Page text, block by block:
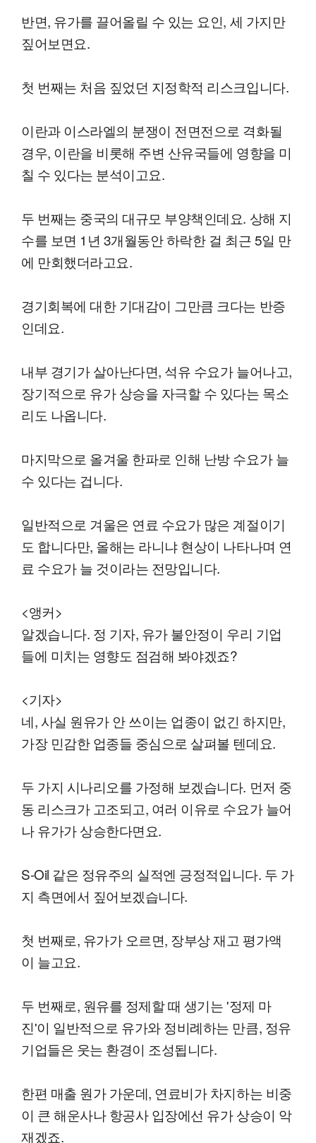
반면, 유가를 끌어올릴 수 있는 요인, 세 가지만
짚어보면요.
첫 번째는 처음 짚었던 지정학적 리스크입니다.
이란과 이스라엘의 분쟁이 전면전으로 격화될
경우, 이란을 비롯해 주변 산유국들에 영향을 미
칠 수 있다는 분석이고요.
두 번째는 중국의 대규모 부양책인데요. 상해 지
수를 보면 1년 3개월동안 하락한 걸 최근 5일 만
에 만회했더라고요.
경기회복에 대한 기대감이 그만큼 크다는 반증
인데요.
내부 경기가 살아난다면, 석유 수요가 늘어나고,
장기적으로 유가 상승을 자극할 수 있다는 목소
리도 나옵니다.
마지막으로 올겨울 한파로 인해 난방 수요가 늘
수 있다는 겁니다.
일반적으로 겨울은 연료 수요가 많은 계절이기
도 합니다만, 올해는 라니냐 현상이 나타나며 연
료 수요가 늘 것이라는 전망입니다.
<앵커>
알겠습니다. 정 기자, 유가 불안정이 우리 기업
들에 미치는 영향도 점검해 봐야겠죠?
<기자>
네, 사실 원유가 안 쓰이는 업종이 없긴 하지만,
가장 민감한 업종들 중심으로 살펴볼 텐데요.
두 가지 시나리오를 가정해 보겠습니다. 먼저 중
동 리스크가 고조되고, 여러 이유로 수요가 늘어
나 유가가 상승한다면요.
S-Oil 같은 정유주의 실적엔 긍정적입니다. 두 가
지 측면에서 짚어보겠습니다.
첫 번째로, 유가가 오르면, 장부상 재고 평가액
이 늘고요.
두 번째로, 원유를 정제할 때 생기는 '정제 마
진'이 일반적으로 유가와 정비례하는 만큼, 정유
기업들은 웃는 환경이 조성됩니다.
한편 매출 원가 가운데, 연료비가 차지하는 비중
이 큰 해운사나 항공사 입장에선 유가 상승이 악
재겠죠.